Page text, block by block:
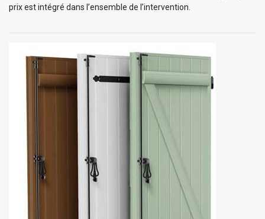
prix est intégré dans l’ensemble de l’intervention.